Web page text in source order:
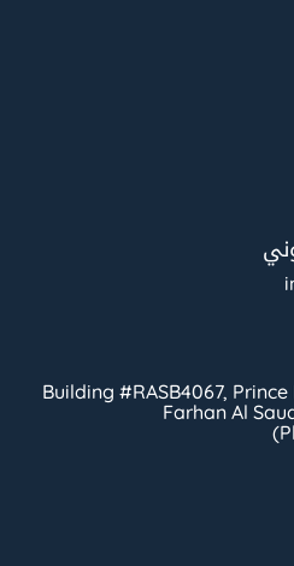
Building #RASB4067,
Farhan Al